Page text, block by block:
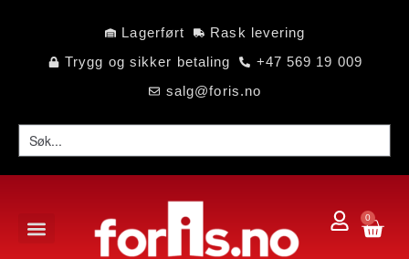
Lagerført
Rask levering
Trygg og sikker betaling
+47 569 19 009
salg@foris.no
0